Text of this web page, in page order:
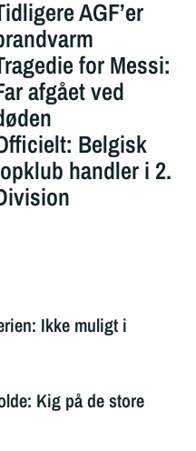
AGF’er
for Messi:
afgået ved
Belgisk
handler i 2.
Ikke muligt i
Kig på de store